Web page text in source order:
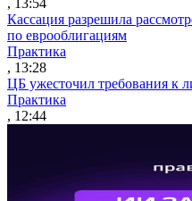
Кассация разрешила
по еврооблигациям
Практика
, 13:28
ЦБ ужесточил требования к
Практика
, 12:44